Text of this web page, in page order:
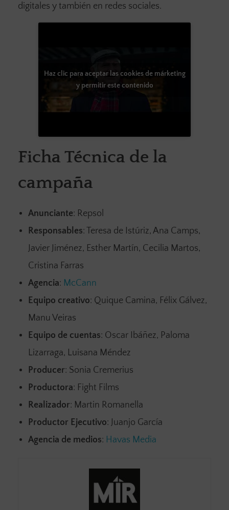
digitales y también en redes sociales.
Haz clic para aceptar las cookies de márketing
y permitir este contenido
Ficha Técnica de la
campaña
Anunciante: Repsol
Responsables: Teresa de Istúriz, Ana Camps,
Javier Jiménez, Esther Martín, Cecilia Martos,
Cristina Farras
Agencia: McCann
Equipo creativo: Quique Camina, Félix Gálvez,
Manu Veiras
Equipo de cuentas: Oscar Ibáñez, Paloma
Lizarraga, Luisana Méndez
Producer: Sonia Cremerius
Productora: Fight Films
Realizador: Martin Romanella
Productor Ejecutivo: Juanjo García
Agencia de medios: Havas Media